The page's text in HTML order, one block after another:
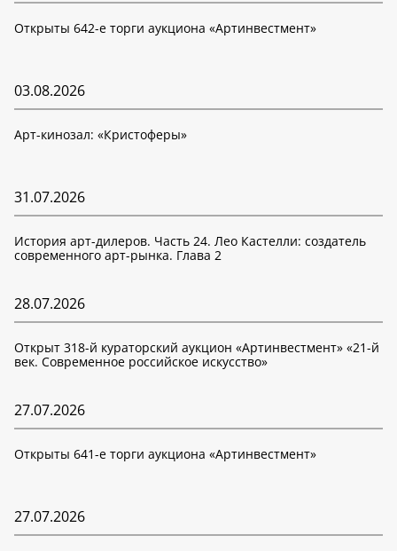
Открыты 642-е торги аукциона «Артинвестмент»
03.08.2026
Арт-кинозал: «Кристоферы»
31.07.2026
История арт-дилеров. Часть 24. Лео Кастелли: создатель
современного арт-рынка. Глава 2
28.07.2026
Открыт 318-й кураторский аукцион «Артинвестмент» «21-й
век. Современное российское искусство»
27.07.2026
Открыты 641-е торги аукциона «Артинвестмент»
27.07.2026